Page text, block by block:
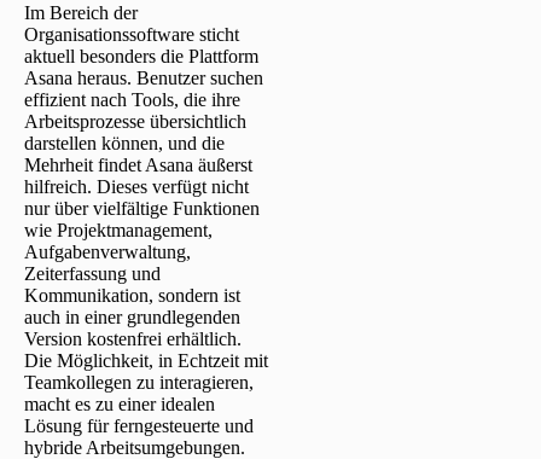
Im Bereich der
Organisationssoftware sticht
aktuell besonders die Plattform
Asana heraus. Benutzer suchen
effizient nach Tools, die ihre
Arbeitsprozesse übersichtlich
darstellen können, und die
Mehrheit findet Asana äußerst
hilfreich. Dieses verfügt nicht
nur über vielfältige Funktionen
wie Projektmanagement,
Aufgabenverwaltung,
Zeiterfassung und
Kommunikation, sondern ist
auch in einer grundlegenden
Version kostenfrei erhältlich.
Die Möglichkeit, in Echtzeit mit
Teamkollegen zu interagieren,
macht es zu einer idealen
Lösung für ferngesteuerte und
hybride Arbeitsumgebungen.